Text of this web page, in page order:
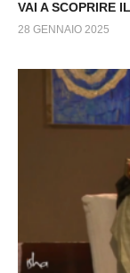
VAI A SCOPRIRE
28 GENNAIO 2025